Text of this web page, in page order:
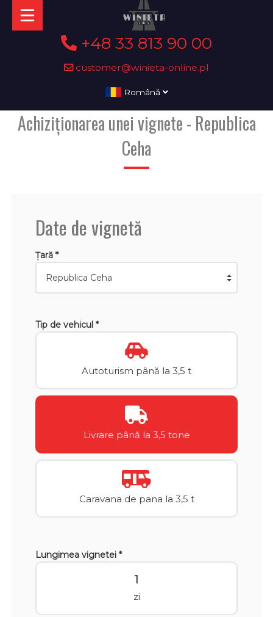
+48 33 813 90 00
customer@winieta-online.pl
Română
Achiziționarea unei vignete - Republica
Ceha
Date de vignetă
Țară *
Tip de vehicul *
Autoturism până la 3,5 t
Livrare până la 3,5 tone
Caravana de pana la 3,5 t
Lungimea vignetei *
1
zi